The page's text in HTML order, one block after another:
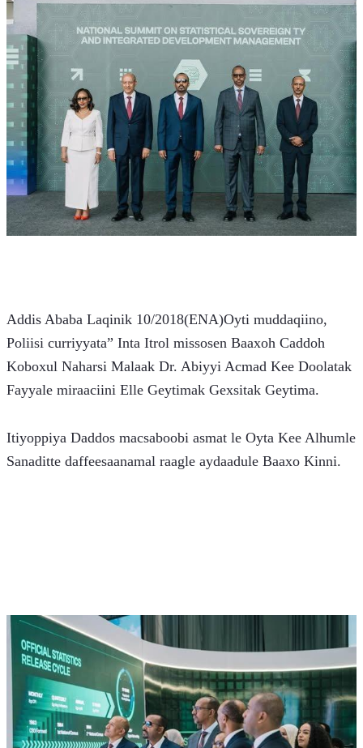
Addis Ababa Laqinik 10/2018(ENA)Oyti muddaqiino,
Poliisi curriyyata” Inta Itrol missosen Baaxoh Caddoh
Koboxul Naharsi Malaak Dr. Abiyyi Acmad Kee Doolatak
Fayyale miraaciini Elle Geytimak Gexsitak Geytima.
Itiyoppiya Daddos macsaboobi asmat le Oyta Kee Alhumle
Sanaditte daffeesaanamal raagle aydaadule Baaxo Kinni.